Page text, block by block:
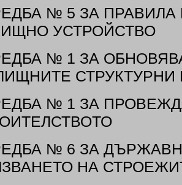
№ 5 ЗА
УСТРОЙСТВО
№ 1 ЗА
СТРУКТУРНИ
№ 1 ЗА
№ 6 ЗА
НА